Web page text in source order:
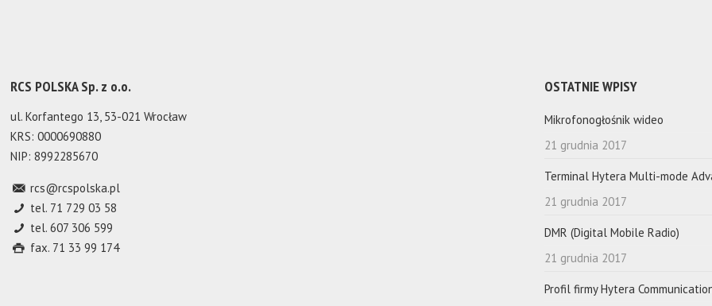
RCS POLSKA Sp. z o.o.
ul. Korfantego 13, 53-021 Wrocław
KRS: 0000690880
NIP: 8992285670
rcs@rcspolska.pl
tel. 71 729 03 58
tel. 607 306 599
fax. 71 33 99 174
OSTATNIE WPISY
Mikrofonogłośnik wideo
21 grudnia 2017
Terminal Hytera Multi-mode
21 grudnia 2017
DMR (Digital Mobile Radio)
21 grudnia 2017
Profil firmy Hytera